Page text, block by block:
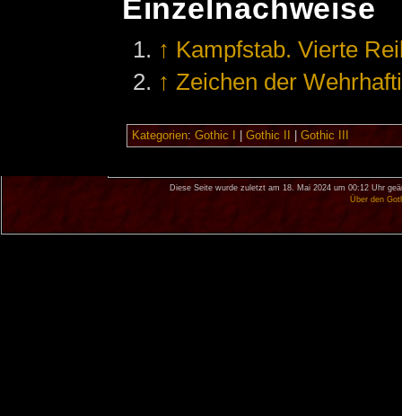
Einzelnachweise
↑ Kampfstab. Vierte
↑ Zeichen der
Kategorien: Gothic I Gothic II Gothic III
Diese Seite wurde zuletzt am 18. Mai 2024 um 00:12 Uhr
Über den